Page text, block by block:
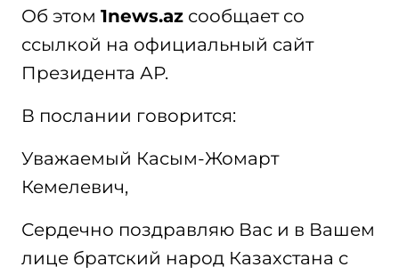
Об этом 1news.az сообщает со
ссылкой на официальный сайт
Президента АР.
В послании говорится:
Уважаемый Касым-Жомарт
Кемелевич,
Сердечно поздравляю Вас и в Вашем
лице братский народ Казахстана с